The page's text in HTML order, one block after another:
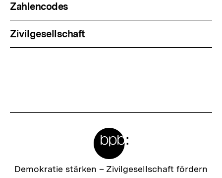
Zahlencodes
Zivilgesellschaft
Zur
Demokratie stärken – Zivilgesellschaft fördern